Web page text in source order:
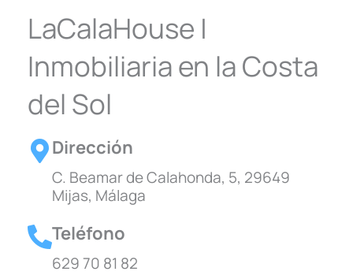
LaCalaHouse |
Inmobiliaria en la Costa
del Sol
Dirección
C. Beamar de Calahonda, 5, 29649
Mijas, Málaga
Teléfono
629 70 81 82